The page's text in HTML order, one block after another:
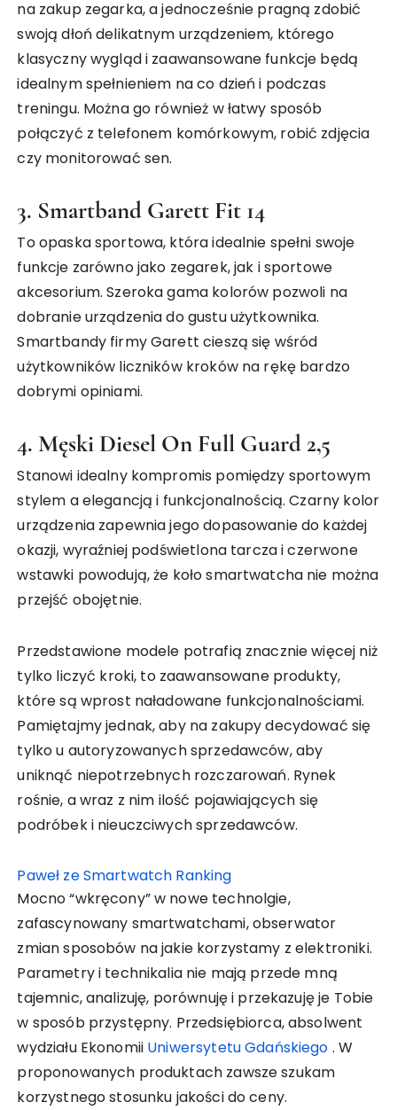
na zakup zegarka, a jednocześnie pragną zdobić
swoją dłoń delikatnym urządzeniem, którego
klasyczny wygląd i zaawansowane funkcje będą
idealnym spełnieniem na co dzień i podczas
treningu. Można go również w łatwy sposób
połączyć z telefonem komórkowym, robić zdjęcia
czy monitorować sen.
3. Smartband Garett Fit 14
To opaska sportowa, która idealnie spełni swoje
funkcje zarówno jako zegarek, jak i sportowe
akcesorium. Szeroka gama kolorów pozwoli na
dobranie urządzenia do gustu użytkownika.
Smartbandy firmy Garett cieszą się wśród
użytkowników liczników kroków na rękę bardzo
dobrymi opiniami.
4. Męski Diesel On Full Guard 2,5
Stanowi idealny kompromis pomiędzy sportowym
stylem a elegancją i funkcjonalnością. Czarny kolor
urządzenia zapewnia jego dopasowanie do każdej
okazji, wyraźniej podświetlona tarcza i czerwone
wstawki powodują, że koło smartwatcha nie można
przejść obojętnie.
Przedstawione modele potrafią znacznie więcej niż
tylko liczyć kroki, to zaawansowane produkty,
które są wprost naładowane funkcjonalnościami.
Pamiętajmy jednak, aby na zakupy decydować się
tylko u autoryzowanych sprzedawców, aby
uniknąć niepotrzebnych rozczarowań. Rynek
rośnie, a wraz z nim ilość pojawiających się
podróbek i nieuczciwych sprzedawców.
Paweł ze Smartwatch Ranking
Mocno “wkręcony” w nowe technolgie,
zafascynowany smartwatchami, obserwator
zmian sposobów na jakie korzystamy z elektroniki.
Parametry i technikalia nie mają przede mną
tajemnic, analizuję, porównuję i przekazuję je Tobie
w sposób przystępny. Przedsiębiorca, absolwent
wydziału Ekonomii Uniwersytetu Gdańskiego . W
proponowanych produktach zawsze szukam
korzystnego stosunku jakości do ceny.